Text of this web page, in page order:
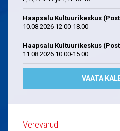
Haapsalu Kultuurikeskus
10.08.2026 12.00-18.00
Haapsalu Kultuurikeskus
11.08.2026 10.00-15.00
VAATA
Verevarud